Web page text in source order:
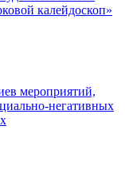
калейдоскоп»
мероприятий,
негативных